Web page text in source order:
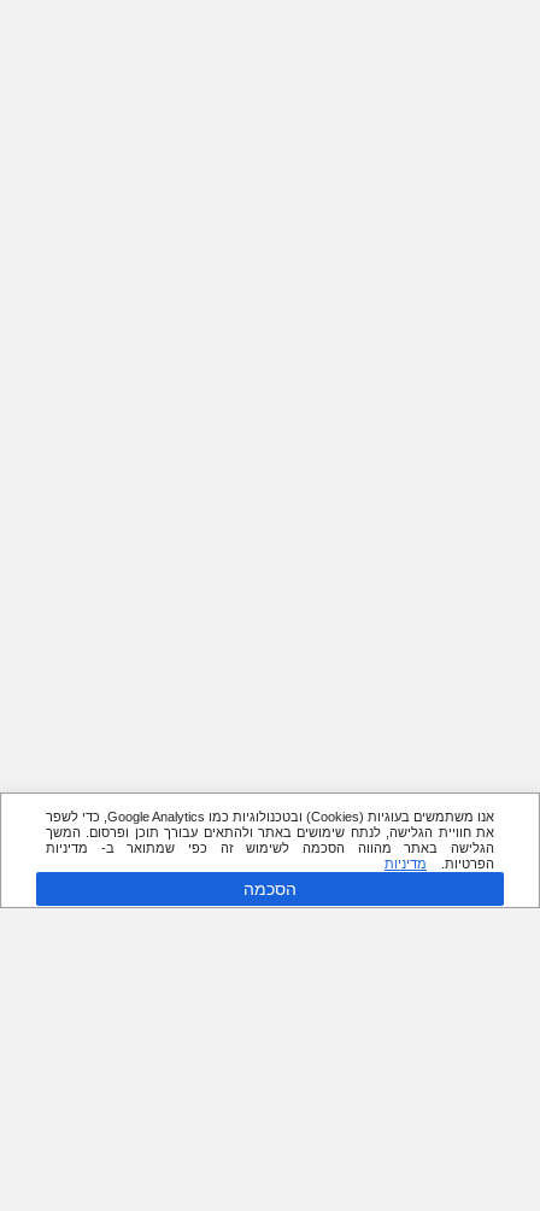
אנו משתמשים בעוגיות (Cookies) ובטכנולוגיות כמו Google Analytics, כדי לשפר
את חוויית הגלישה, לנתח שימושים באתר ולהתאים עבורך תוכן ופרסום. המשך
הגלישה באתר מהווה הסכמה לשימוש זה כפי שמתואר ב- מדיניות
הפרטיות.
מדיניות
הסכמה